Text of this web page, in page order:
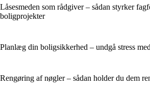
Låsesmeden som rådgiver – sådan styrker
boligprojekter
Planlæg din boligsikkerhed – undgå stress
Rengøring af nøgler – sådan holder du dem